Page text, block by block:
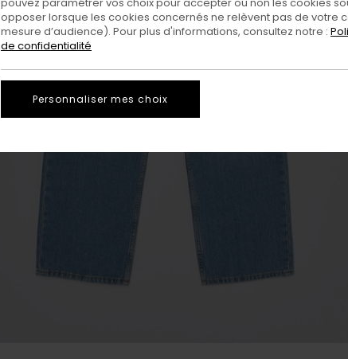
opposer lorsque les cookies concernés ne relèvent pas de votre
mesure d’audience). Pour plus d'informations, consultez notre :
de confidentialité
Personnaliser mes choix